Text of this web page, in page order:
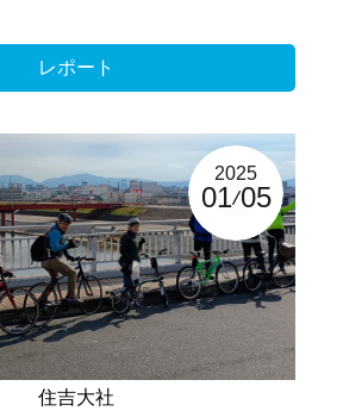
レポート
2025
01 05
住吉大社